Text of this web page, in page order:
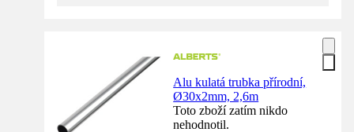
Alu kulatá trubka přírodní,
Ø30x2mm, 2,6m
Toto zboží zatím nikdo
nehodnotil.